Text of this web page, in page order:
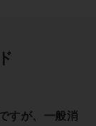
すが、一般消